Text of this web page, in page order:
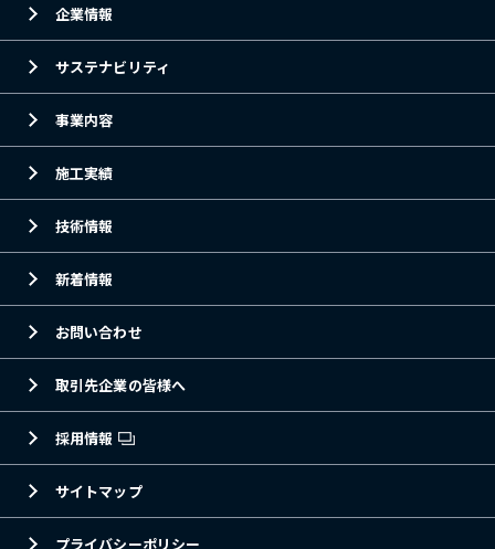
企業情報
サステナビリティ
事業内容
施工実績
技術情報
新着情報
お問い合わせ
取引先企業の皆様へ
採用情報
サイトマップ
プライバシーポリシー